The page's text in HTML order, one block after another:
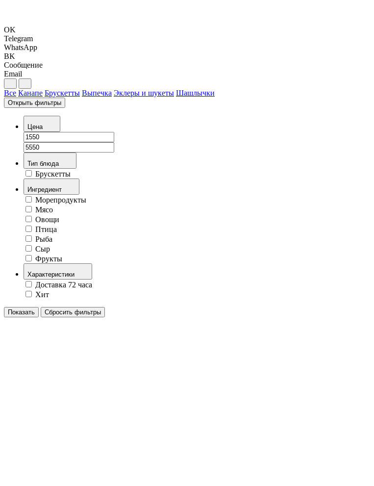
OK
Telegram
WhatsApp
BK
Сообщение
Email
Все Канапе Брускетты Выпечка Эклеры и шукеты Шашлычки
Открыть фильтры
Цена
Тип блюда
Брускетты
Ингредиент
Морепродукты
Мясо
Овощи
Птица
Рыба
Сыр
Фрукты
Характеристики
Доставка 72 часа
Хит